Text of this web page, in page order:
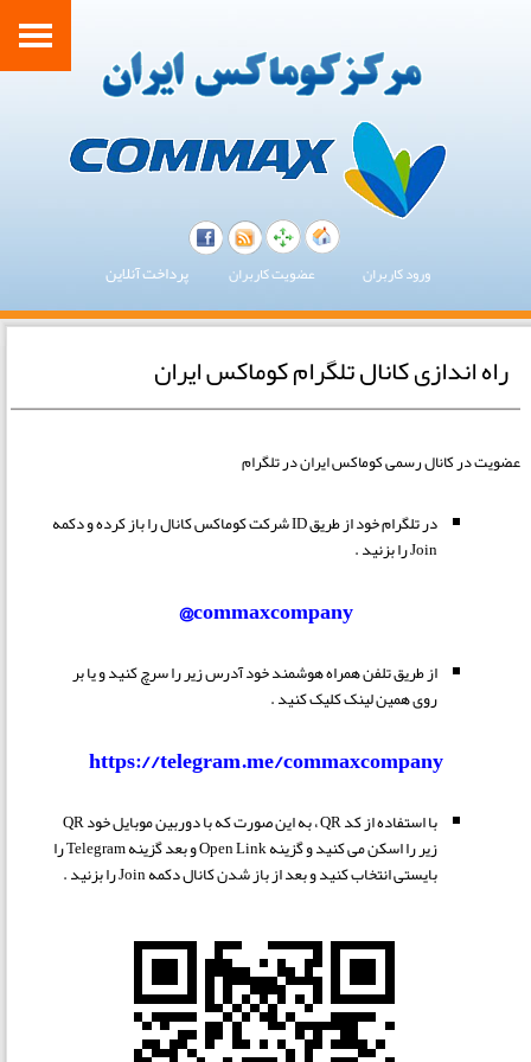
ورود کاربران عضویت کاربران پرداخت آنلاین
راه اندازی کانال تلگرام کوماکس ایران
عضویت در کانال رسمی کوماکس ایران در تلگرام
در تلگرام خود از طریق ID شرکت کوماکس کانال را باز کرده و دکمه
Join را بزنید .
commaxcompany@
از طریق تلفن همراه هوشمند خود آدرس زیر راسرچ کنید و یا بر
روی همین لینک کلیک کنید .
https://telegram.me/commaxcompany
با استفاده از کد QR ، به این صورت که با دوربین موبایل خود QR
زیر را اسکن می کنید و گزینه Open Link و بعد گزینه Telegram را
بایستی انتخاب کنید و بعد از باز شدن کانال دکمه Join را بزنید .